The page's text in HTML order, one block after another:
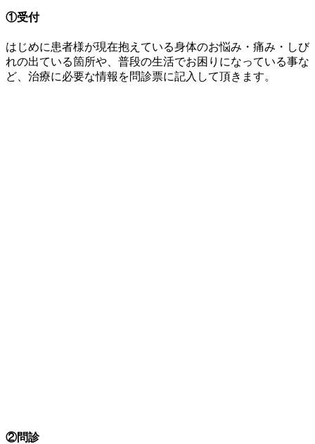
①受付
はじめに患者様が現在抱えている身体のお悩み・痛み・しび
れの出ている箇所や、普段の生活でお困りになっている事な
ど、治療に必要な情報を問診票に記入して頂きます。
②問診